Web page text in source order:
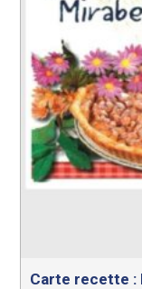
Carte recette :